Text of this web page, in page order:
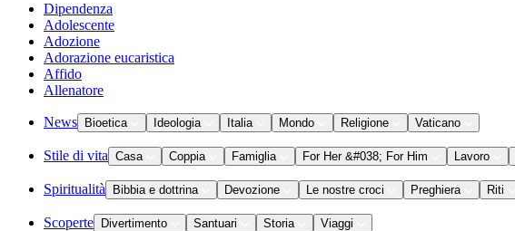
Dipendenza
Adolescente
Adozione
Adorazione eucaristica
Affido
Allenatore
News Bioetica Ideologia Italia Mondo Religione Vaticano
Stile di vita Casa Coppia Famiglia For Her &#038; For Him Lavoro
Spiritualità Bibbia e dottrina Devozione Le nostre croci Preghiera Riti
Scoperte Divertimento Santuari Storia Viaggi